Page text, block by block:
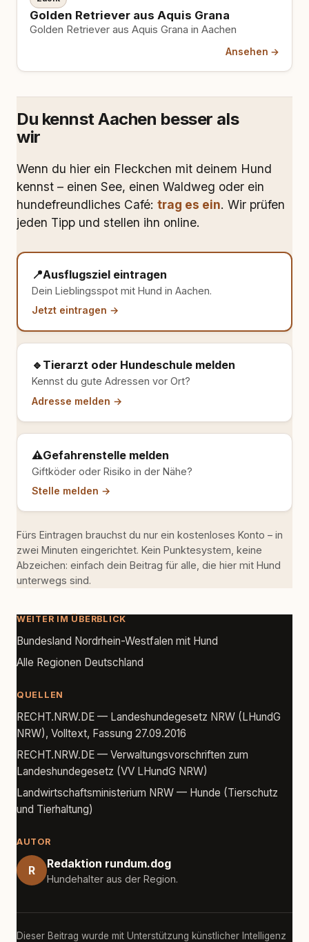
Golden Retriever aus Aquis Grana
Golden Retriever aus Aquis Grana in Aachen
Ansehen →
Du kennst Aachen besser als
wir
Wenn du hier ein Fleckchen mit deinem Hund
kennst – einen See, einen Waldweg oder ein
hundefreundliches Café: trag es ein. Wir prüfen
jeden Tipp und stellen ihn online.
📍Ausflugsziel eintragen
Dein Lieblingsspot mit Hund in Aachen.
Jetzt eintragen →
🔹 Tierarzt oder Hundeschule melden
Kennst du gute Adressen vor Ort?
Adresse melden →
⚠️Gefahrenstelle melden
Giftköder oder Risiko in der Nähe?
Stelle melden →
Fürs Eintragen brauchst du nur ein kostenloses Konto – in
zwei Minuten eingerichtet. Kein Punktesystem, keine
Abzeichen: einfach dein Beitrag für alle, die hier mit Hund
unterwegs sind.
WEITER IM ÜBERBLICK
Bundesland Nordrhein-Westfalen mit Hund
Alle Regionen Deutschland
QUELLEN
RECHT.NRW.DE — Landeshundegesetz NRW (LHundG
NRW), Volltext, Fassung 27.09.2016
RECHT.NRW.DE — Verwaltungsvorschriften zum
Landeshundegesetz (VV LHundG NRW)
Landwirtschaftsministerium NRW — Hunde (Tierschutz
und Tierhaltung)
AUTOR
R Redaktion rundum.dog
Hundehalter aus der Region.
Dieser Beitrag wurde mit Unterstützung künstlicher Intelligenz